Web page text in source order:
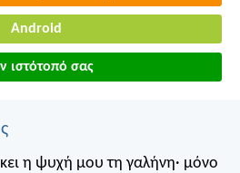
Android
ιστότοπό σας
η ψυχή μου τη γαλήνη· μόνο